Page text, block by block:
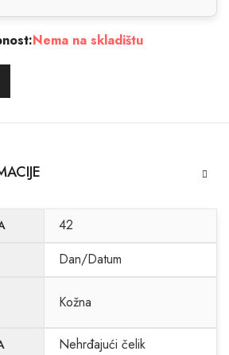
Nema na skladištu
42
Dan/Datum
Kožna
Nehrđajući čelik